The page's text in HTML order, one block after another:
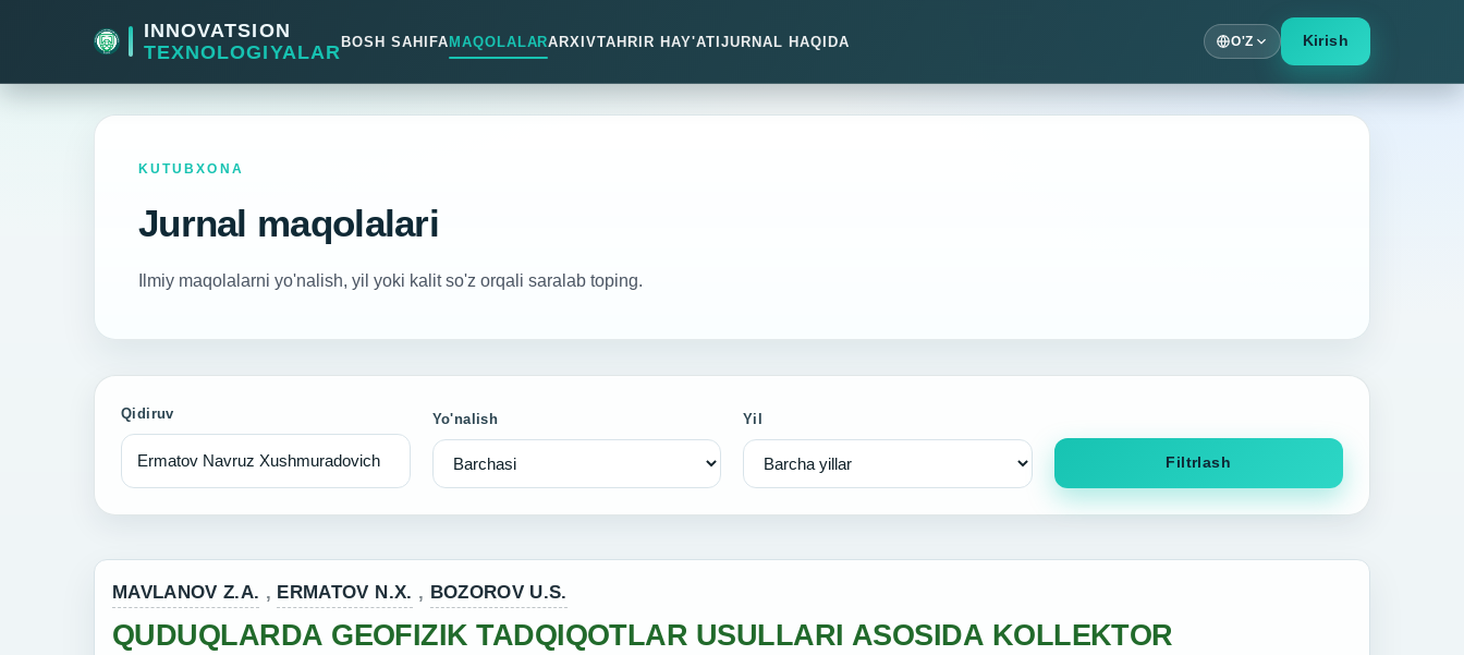
INNOVATSION
TEXNOLOGIYALAR BOSH SAHIFA MAQOLALARARXIVTAHRIR HAY'ATIJURNAL HAQIDA O'Z Kirish
KUTUBXONA
Jurnal maqolalari
Ilmiy maqolalarni yo'nalish, yil yoki kalit so'z orqali saralab toping.
Qidiruv Yo'nalish Yil
Filtrlash
MAVLANOV Z.A. , ERMATOV N.X. , BOZOROV U.S.
QUDUQLARDA GEOFIZIK TADQIQOTLAR USULLARI ASOSIDA KOLLEKTOR